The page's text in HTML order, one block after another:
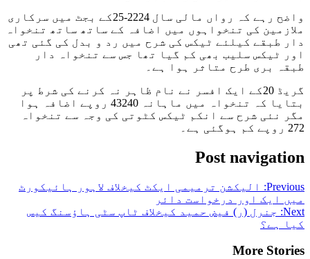
واضح رہے کہ رواں مالی سال 2224-25کے بجٹ میں سرکاری
ملازمین کی تنخواہوں میں اضافہ کے ساتھ ساتھ تنخواہ
دار طبقے کیلئے ٹیکس کی شرح میں رد و بدل کی گئی تھی
اور ٹیکس سلیب بھی کم گیا تھا جس سے تنخواہ دار
طبقہ بری طرح متاثر ہوا ہے۔
گریڈ 20کے ایک افسر نے نام ظاہر نہ کرنے کی شرط پر
بتایا کہ تنخواہ میں ماہانہ 43240 روپے اضافہ ہوا
مگر نئی شرح سے انکم ٹیکس کٹوتی کی وجہ سے تنخواہ
272 روپے کم ہوگئی ہے۔
Post navigation
Previous:
الیکشن ترمیمی ایکٹ کیخلاف لاہور ہائیکورٹ
میں ایک اور درخواست دائر
Next: جنرل (ر) فیض حمید کیخلاف ٹاپ سٹی ہاؤسنگ کیس
کیا ہے؟
More Stories